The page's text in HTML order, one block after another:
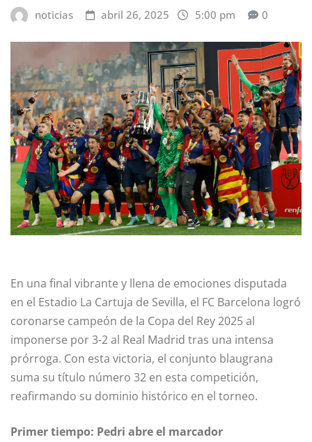
noticias abril 26, 2025 5:00 pm 0
En una final vibrante y llena de emociones disputada
en el Estadio La Cartuja de Sevilla, el FC Barcelona logró
coronarse campeón de la Copa del Rey 2025 al
imponerse por 3-2 al Real Madrid tras una intensa
prórroga. Con esta victoria, el conjunto blaugrana
suma su título número 32 en esta competición,
reafirmando su dominio histórico en el torneo.
Primer tiempo: Pedri abre el marcador